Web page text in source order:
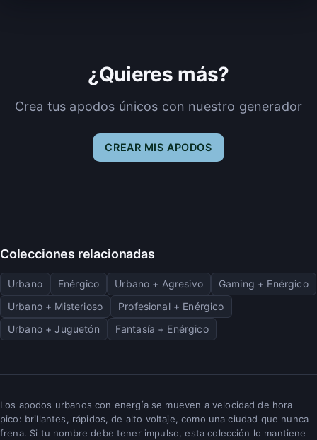
¿Quieres más?
Crea tus apodos únicos con nuestro generador
CREAR MIS APODOS
Colecciones relacionadas
Urbano Enérgico Urbano + Agresivo
Gaming + Enérgico
Urbano + Misterioso
Profesional + Enérgico
Urbano + Juguetón
Fantasía + Enérgico
Los apodos urbanos con energía se mueven a velocidad de hora
pico: brillantes, rápidos, de alto voltaje, como una ciudad que nunca
frena. Si tu nombre debe tener impulso, esta colección lo mantiene